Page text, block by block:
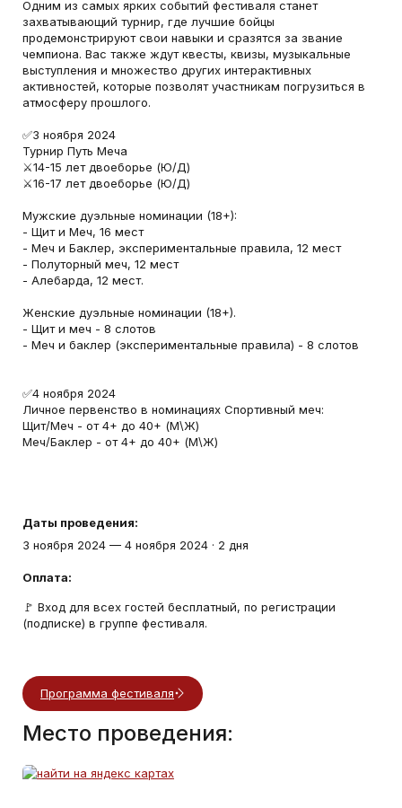
Одним из самых ярких событий фестиваля станет
захватывающий турнир, где лучшие бойцы
продемонстрируют свои навыки и сразятся за звание
чемпиона. Вас также ждут квесты, квизы, музыкальные
выступления и множество других интерактивных
активностей, которые позволят участникам погрузиться в
атмосферу прошлого.
✅3 ноября 2024
Турнир Путь Меча
⚔14-15 лет двоеборье (Ю/Д)
⚔16-17 лет двоеборье (Ю/Д)
Мужские дуэльные номинации (18+):
- Щит и Меч, 16 мест
- Меч и Баклер, экспериментальные правила, 12 мест
- Полуторный меч, 12 мест
- Алебарда, 12 мест.
Женские дуэльные номинации (18+).
- Щит и меч - 8 слотов
- Меч и баклер (экспериментальные правила) - 8 слотов
✅4 ноября 2024
Личное первенство в номинациях Спортивный меч:
Щит/Меч - от 4+ до 40+ (М\Ж)
Меч/Баклер - от 4+ до 40+ (М\Ж)
Даты проведения:
3 ноября 2024 — 4 ноября 2024 · 2 дня
Оплата:
🚩 Вход для всех гостей бесплатный, по регистрации
(подписке) в группе фестиваля.
Программа фестиваля
Место проведения: